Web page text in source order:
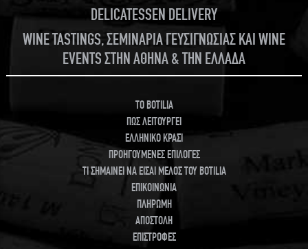
DELICATESSEN DELIVERY
WINE TASTINGS, ΣΕΜΙΝΑΡΙΑ ΓΕΥΣΙΓΝΩΣΙΑΣ ΚΑΙ WINE
EVENTS ΣΤΗΝ ΑΘΗΝΑ & ΤΗΝ ΕΛΛΑΔΑ
TO BOTILIA
ΠΩΣ ΛΕΙΤΟΥΡΓΕΙ
ΕΛΛΗΝΙΚΟ ΚΡΑΣΙ
ΠΡΟΗΓΟΥΜΕΝΕΣ ΕΠΙΛΟΓΕΣ
ΤΙ ΣΗΜΑΙΝΕΙ ΝΑ ΕΙΣΑΙ ΜΕΛΟΣ ΤΟΥ BOTILIA
ΕΠΙΚΟΙΝΩΝΙΑ
ΠΛΗΡΩΜΗ
ΑΠΟΣΤΟΛΗ
ΕΠΙΣΤΡΟΦΕΣ